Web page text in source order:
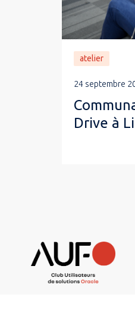
atelier
24 septembre
Drive à